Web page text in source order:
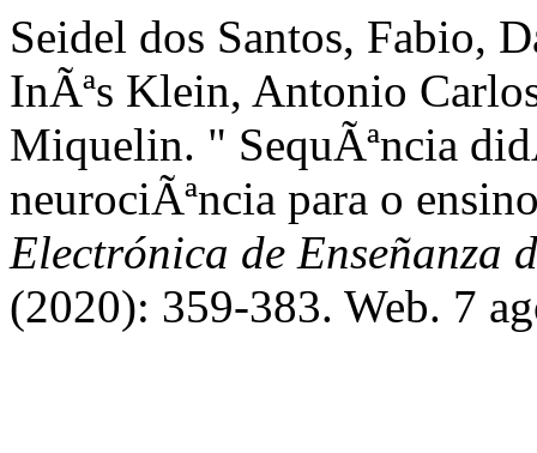
Seidel dos Santos, Fabio,
InÃªs Klein, Antonio
Miquelin. " SequÃªncia
neurociÃªncia para o
Electrónica de Enseñanza
(2020): 359-383. Web. 7